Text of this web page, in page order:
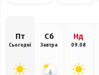
Пт
Сьогодні
Сб
Завтра
Нд
09.08